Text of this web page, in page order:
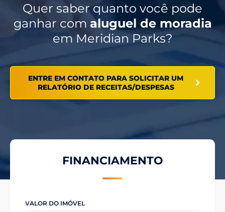
Quer saber quanto você pode
ganhar com aluguel de moradia
em Meridian Parks?
ENTRE EM CONTATO PARA SOLICITAR UM
RELATÓRIO DE RECEITAS/DESPESAS
FINANCIAMENTO
VALOR DO IMÓVEL